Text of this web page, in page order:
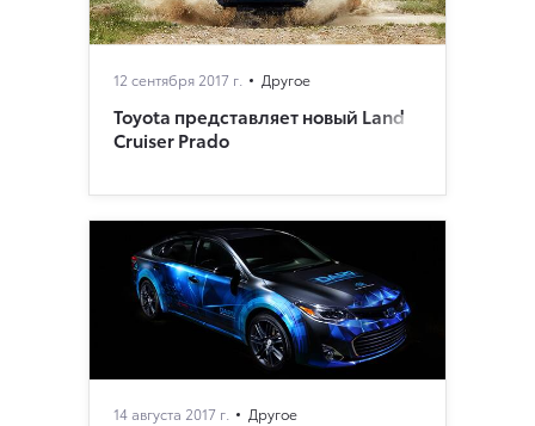
12 сентября 2017 г. Другое
Toyota представляет новый Land
Cruiser Prado
14 августа 2017 г. Другое